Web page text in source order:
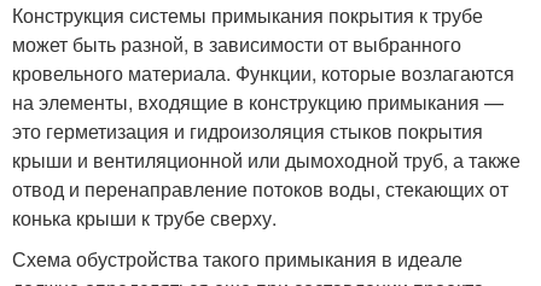
Конструкция системы примыкания покрытия к трубе
может быть разной, в зависимости от выбранного
кровельного материала. Функции, которые возлагаются
на элементы, входящие в конструкцию примыкания —
это герметизация и гидроизоляция стыков покрытия
крыши и вентиляционной или дымоходной труб, а также
отвод и перенаправление потоков воды, стекающих от
конька крыши к трубе сверху.
Схема обустройства такого примыкания в идеале